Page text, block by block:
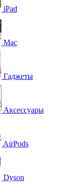
iPad
Mac
Гаджеты
Аксессуары
AirPods
Dyson